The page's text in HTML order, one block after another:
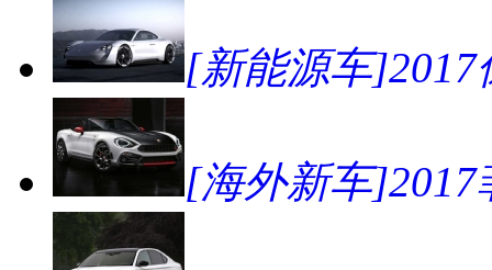
[新能源车]2017
[海外新车]2017